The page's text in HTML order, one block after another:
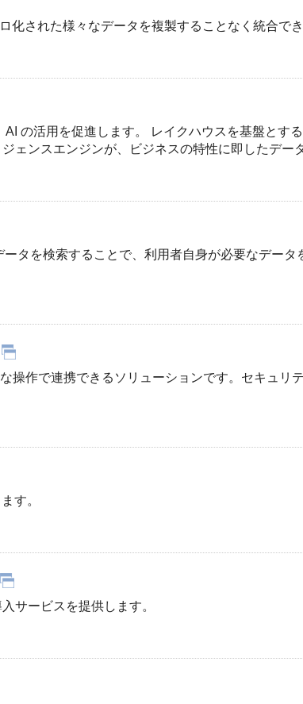
された様々なデータを複製することなく統合で
の活用を促進します。 レイクハウスを基盤とす
ンスエンジンが、ビジネスの特性に即したデー
タを検索することで、利用者自身が必要なデータ
作で連携できるソリューションです。セキュリ
す。
サービスを提供します。